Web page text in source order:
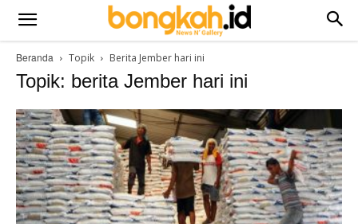
Beranda Topik Berita Jember hari ini
Topik: berita Jember hari ini